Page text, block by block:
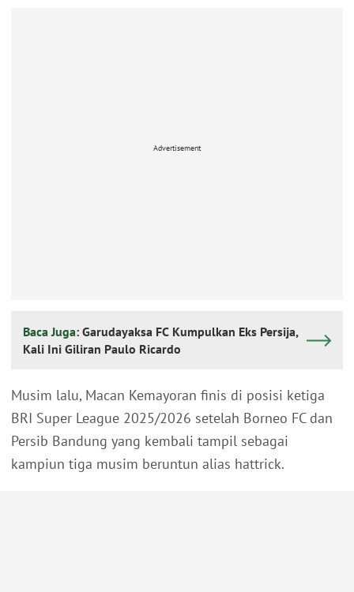
Advertisement
Baca Juga: Garudayaksa FC Kumpulkan Eks Persija,
Kali Ini Giliran Paulo Ricardo
Musim lalu, Macan Kemayoran finis di posisi ketiga
BRI Super League 2025/2026 setelah Borneo FC dan
Persib Bandung yang kembali tampil sebagai
kampiun tiga musim beruntun alias hattrick.